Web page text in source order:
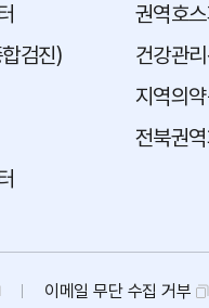
권역호
검진)
건강관
지역의
전북권
이메일 무단수집 거부